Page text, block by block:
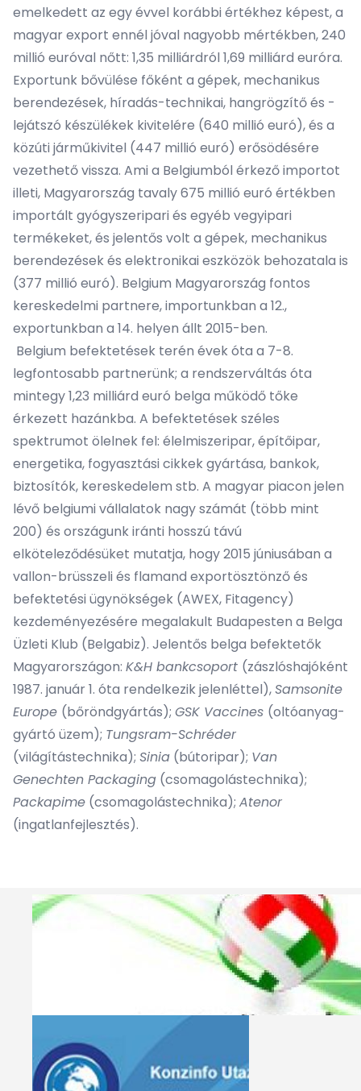
emelkedett az egy évvel korábbi értékhez képest, a
magyar export ennél jóval nagyobb mértékben, 240
millió euróval nőtt: 1,35 milliárdról 1,69 milliárd euróra.
Exportunk bővülése főként a gépek, mechanikus
berendezések, híradás-technikai, hangrögzítő és -
lejátszó készülékek kivitelére (640 millió euró), és a
közúti járműkivitel (447 millió euró) erősödésére
vezethető vissza. Ami a Belgiumból érkező importot
illeti, Magyarország tavaly 675 millió euró értékben
importált gyógyszeripari és egyéb vegyipari
termékeket, és jelentős volt a gépek, mechanikus
berendezések és elektronikai eszközök behozatala is
(377 millió euró). Belgium Magyarország fontos
kereskedelmi partnere, importunkban a 12.,
exportunkban a 14. helyen állt 2015-ben.
Belgium befektetések terén évek óta a 7-8.
legfontosabb partnerünk; a rendszerváltás óta
mintegy 1,23 milliárd euró belga működő tőke
érkezett hazánkba. A befektetések széles
spektrumot ölelnek fel: élelmiszeripar, építőipar,
energetika, fogyasztási cikkek gyártása, bankok,
biztosítók, kereskedelem stb. A magyar piacon jelen
lévő belgiumi vállalatok nagy számát (több mint
200) és országunk iránti hosszú távú
elköteleződésüket mutatja, hogy 2015 júniusában a
vallon-brüsszeli és flamand exportösztönző és
befektetési ügynökségek (AWEX, Fitagency)
kezdeményezésére megalakult Budapesten a Belga
Üzleti Klub (Belgabiz). Jelentős belga befektetők
Magyarországon: K&H bankcsoport (zászlóshajóként
1987. január 1. óta rendelkezik jelenléttel),Samsonite
Europe (bőröndgyártás); GSK Vaccines (oltóanyag-
gyártó üzem); Tungsram-Schréder
(világítástechnika); Sinia (bútoripar); Van
Genechten Packaging (csomagolástechnika);
Packapime (csomagolástechnika); Atenor
(ingatlanfejlesztés).